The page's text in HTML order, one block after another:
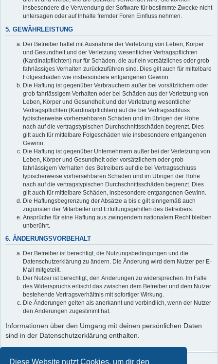
Diese Website nutzt Cookies, um dir den
insbesondere die Verwendung der Software für bestimmte Zwecke nicht
untersagen oder auf Inhalte fremder Foren Einfluss nehmen.
5. GEWÄHRLEISTUNG
Der Betreiber haftet mit Ausnahme der Verletzung von Leben, Körper
und Gesundheit und der Verletzung wesentlicher Vertragspflichten
(Kardinalpflichten) nur für Schäden, die auf ein vorsätzliches oder grob
fahrlässiges Verhalten zurückzuführen sind. Dies gilt auch für mittelbare
Folgeschäden wie insbesondere entgangenen Gewinn.
Die Haftung ist gegenüber Verbrauchern außer bei vorsätzlichem oder
grob fahrlässigem Verhalten oder bei Schäden aus der Verletzung von
Leben, Körper und Gesundheit und der Verletzung wesentlicher
Vertragspflichten (Kardinalpflichten) auf die bei Vertragsschluss
typischerweise vorhersehbaren Schäden und im übrigen der Höhe
nach auf die vertragstypischen Durchschnittsschäden begrenzt. Dies
gilt auch für mittelbare Folgeschäden wie insbesondere entgangenen
Gewinn.
Die Haftung ist gegenüber Unternehmern außer bei der Verletzung von
Leben, Körper und Gesundheit oder vorsätzlichem oder grob
fahrlässigem Verhalten des Betreibers auf die bei Vertragsschluss
typischerweise vorhersehbaren Schäden und im Übrigen der Höhe
nach auf die vertragstypischen Durchschnittsschäden begrenzt. Dies
gilt auch für mittelbare Schäden, insbesondere entgangenen Gewinn.
Die Haftungsbegrenzung der Absätze a bis c gilt sinngemäß auch
zugunsten der Mitarbeiter und Erfüllungsgehilfen des Betreibers.
Ansprüche für eine Haftung aus zwingendem nationalem Recht bleiben
unberührt.
6. ÄNDERUNGSVORBEHALT
Der Betreiber ist berechtigt, die Nutzungsbedingungen und die
Datenschutzerklärung zu ändern. Die Änderung wird dem Nutzer per E-
Mail mitgeteilt.
Der Nutzer ist berechtigt, den Änderungen zu widersprechen. Im Falle
des Widerspruchs erlischt das zwischen dem Betreiber und dem Nutzer
bestehende Vertragsverhältnis mit sofortiger Wirkung.
Die Änderungen gelten als anerkannt und verbindlich, wenn der Nutzer
den Änderungen zugestimmt hat.
Informationen über den Umgang mit deinen persönlichen Daten
sind in der Datenschutzerklärung enthalten.